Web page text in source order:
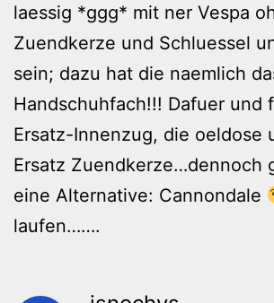
laessig *ggg* mit ner Vespa
Zuendkerze und Schluessel
sein; dazu hat die naemlich
Handschuhfach!!! Dafuer und
Ersatz-Innenzug, die oeldose
Ersatz Zuendkerze…dennoch
eine Alternative: Cannondale
laufen…….